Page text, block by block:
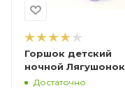
Горшок детский
ночной Лягушонок
Достаточно